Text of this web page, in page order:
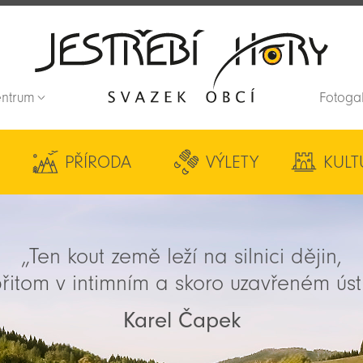
PŘÍRODA VÝLETY
„Ten kout země leží na silnici dějin,
v intimním a skoro uzavřeném
Karel Čapek